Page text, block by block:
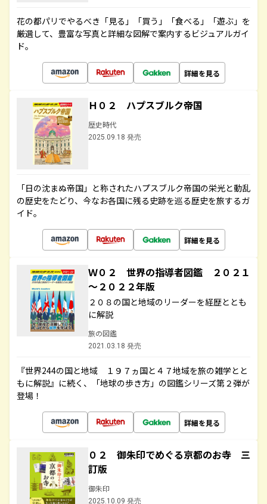
花の都パリでやるべき「見る」「買う」「食べる」「遊ぶ」を
厳選して、豊富な写真と詳細な図解で案内するビジュアルガイ
ド。
詳細を見る
Ｈ０２ ハプスブルク帝国
歴史時代
2025.09.18 発売
「日の沈まぬ帝国」と称されたハプスブルク帝国の栄光と動乱
の歴史をたどり、今なお各国に残る史跡を巡る歴史を旅するガ
イド。
詳細を見る
Ｗ０２ 世界の指導者図鑑 ２０２１
～２０２２年版
２０８の国と地域のリーダーを経歴ととも
に解説
旅の図鑑
2021.03.18 発売
『世界244の国と地域 １９７ヵ国と４７地域を旅の雑学とと
もに解説』に続く、「地球の歩き方」の図鑑シリーズ第２弾が
登場！
詳細を見る
０２ 御朱印でめぐる京都のお寺 三
訂版
御朱印
2025.10.09 発売